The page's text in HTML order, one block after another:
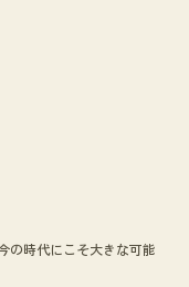
の時代にこそ大きな可能